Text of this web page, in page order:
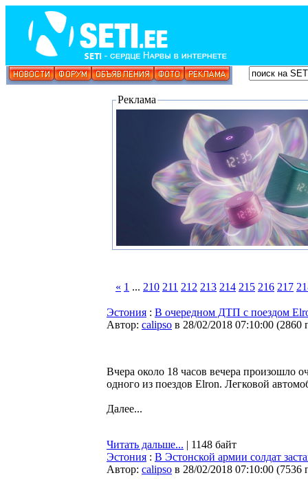
Реклама
« 1 ... 210 211 212 213 214 215 216 217
Эстония : В очередном ДТП с поездом
Автор: calipso в 28/02/2018 07:10:00 (2860
Вчера около 18 часов вечера произошло
одного из поездов Elron. Легковой
Далее...
Читать дальше... | 1148 байт
Эстония : В Эстонской армии солдат
Автор: calipso в 28/02/2018 07:10:00 (7536